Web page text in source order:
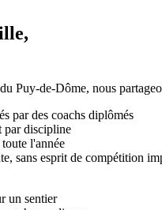
Puy-de-Dôme, nous
par des coachs diplômés
par discipline
l'année
sans esprit de compétition